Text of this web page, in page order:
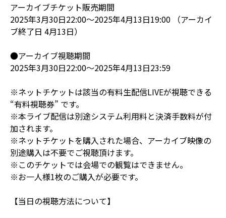
アーカイブチケット販売期間
2025年3月30日22:00～2025年4月13日19:00 （アーカイ
ブ終了日 4月13日）
●アーカイブ視聴期間
2025年3月30日22:00～2025年4月13日23:59
※ネットチケットは該当の有料生配信LIVEが視聴できる
“有料視聴券” です。
※本ライブ配信は別途システム利用料と決済手数料が付
加されます。
※ネットチケットを購入された場合、アーカイブ映像の
別途購入は不要でご視聴頂けます。
※このチケットでは会場での観覧はできません。
※お一人様1枚のご購入が必要です。
【当日の視聴方法について】